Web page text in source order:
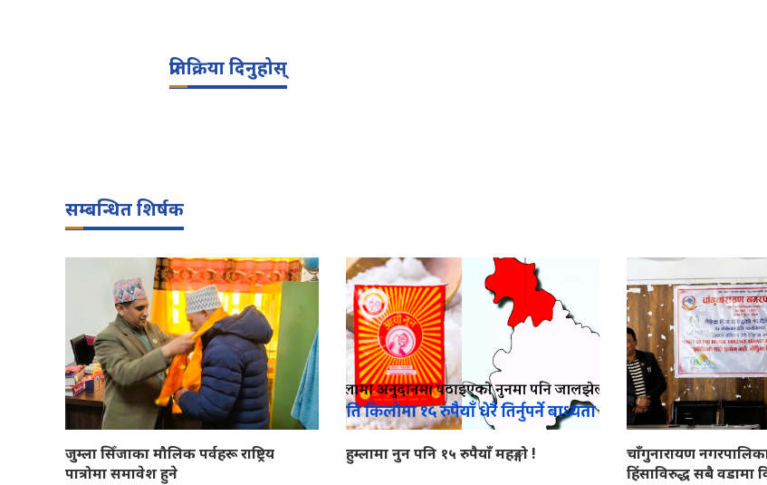
प्रतिक्रिया दिनुहोस्
सम्बन्धित शिर्षक
जुम्ला सिँजाका मौलिक पर्वहरू राष्ट्रिय
पात्रोमा समावेश हुने
हुम्लामा नुन पनि १५ रुपैयाँ महङ्गो !
चाँगुनारायण
हिंसाविरुद्ध सबै वडामा